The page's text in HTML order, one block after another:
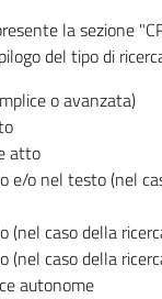
la sezione
del tipo di
o avanzata)
atto
e/o nel testo (nel
(nel caso della
(nel caso della
autonome